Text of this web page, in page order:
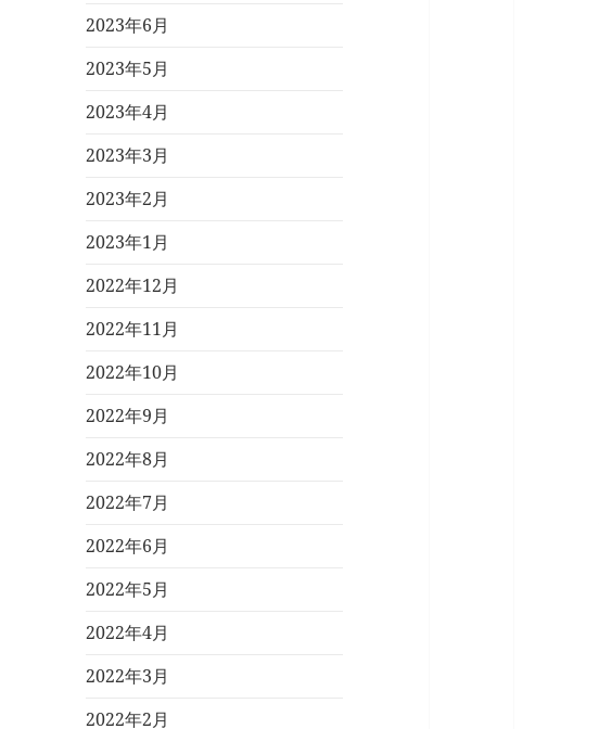
2023年6月
2023年5月
2023年4月
2023年3月
2023年2月
2023年1月
2022年12月
2022年11月
2022年10月
2022年9月
2022年8月
2022年7月
2022年6月
2022年5月
2022年4月
2022年3月
2022年2月